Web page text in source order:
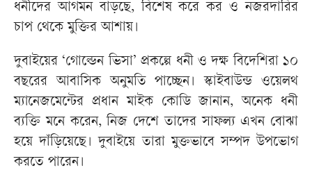
ধনীদের আগমন বাড়ছে, বিশেষ করে কর ও নজরদারির
চাপ থেকে মুক্তির আশায়।
দুবাইয়ের ‘গোল্ডেন ভিসা’ প্রকল্পে ধনী ও দক্ষ বিদেশিরা ১০
বছরের আবাসিক অনুমতি পাচ্ছেন। স্কাইবাউন্ড ওয়েলথ
ম্যানেজমেন্টের প্রধান মাইক কোডি জানান, অনেক ধনী
ব্যক্তি মনে করেন, নিজ দেশে তাদের সাফল্য এখন বোঝা
হয়ে দাঁড়িয়েছে। দুবাইয়ে তারা মুক্তভাবে সম্পদ উপভোগ
করতে পারেন।